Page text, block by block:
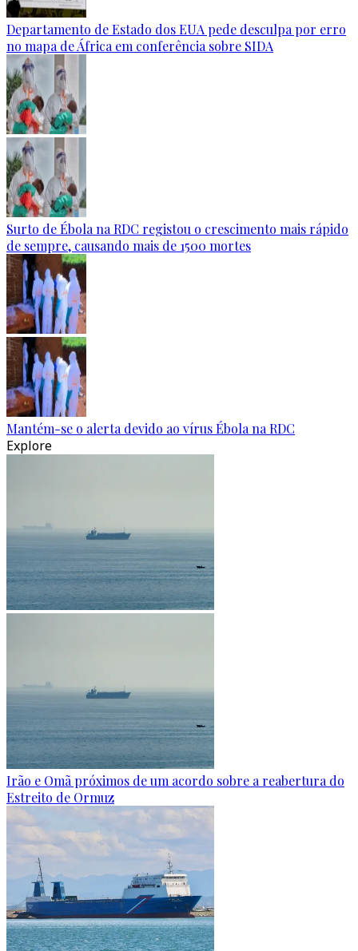
Departamento de Estado dos EUA pede desculpa por erro
no mapa de África em conferência sobre SIDA
Surto de Ébola na RDC registou o crescimento mais rápido
de sempre, causando mais de 1500 mortes
Mantém-se o alerta devido ao vírus Ébola na RDC
Explore
Irão e Omã próximos de um acordo sobre a reabertura do
Estreito de Ormuz